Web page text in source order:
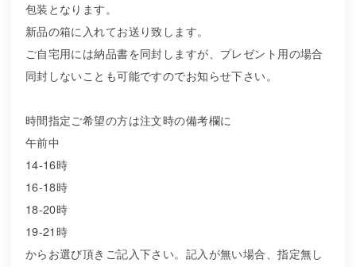
包装となります。
新品の箱に入れてお送り致します。
ご自宅用には納品書を同封しますが、プレゼント用の場合
同封しないことも可能ですのでお知らせ下さい。
時間指定ご希望の方は注文時の備考欄に
午前中
14-16時
16-18時
18-20時
19-21時
からお選び頂きご記入下さい。記入が無い場合、指定無し